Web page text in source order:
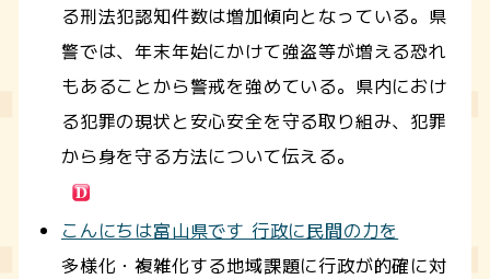
る刑法犯認知件数は増加傾向となっている。県
警では、年末年始にかけて強盗等が増える恐れ
もあることから警戒を強めている。県内におけ
る犯罪の現状と安心安全を守る取り組み、犯罪
から身を守る方法について伝える。
こんにちは富山県です 行政に民間の力を
多様化・複雑化する地域課題に行政が的確に対